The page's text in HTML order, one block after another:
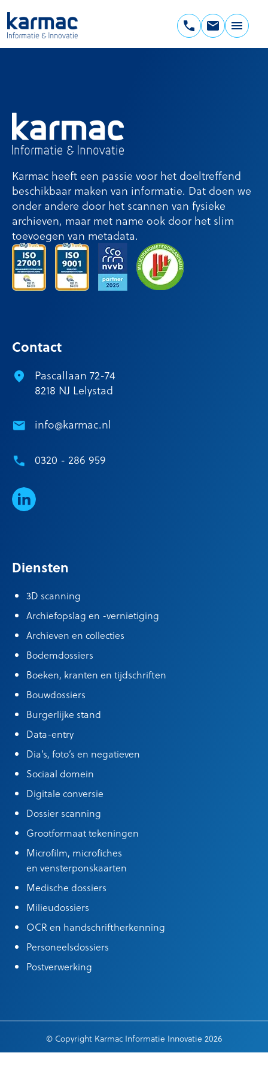
naar
de
inhoud
Karmac
Karmac heeft een passie voor het doeltreffend
beschikbaar maken van informatie. Dat doen we
onder andere door het scannen van fysieke
archieven, maar met name ook door het slim
toevoegen van metadata.
Contact
Pascallaan 72-74
8218 NJ Lelystad
info@karmac.nl
0320 - 286 959
LinkedIn
Diensten
3D scanning
Archiefopslag en -vernietiging
Archieven en collecties
Bodemdossiers
Boeken, kranten en tijdschriften
Bouwdossiers
Burgerlijke stand
Data-entry
Dia’s, foto’s en negatieven
Sociaal domein
Digitale conversie
Dossier scanning
Grootformaat tekeningen
Microfilm, microfiches
en vensterponskaarten
Medische dossiers
Milieudossiers
OCR en handschriftherkenning
Personeelsdossiers
Postverwerking
© Copyright Karmac Informatie Innovatie 2026